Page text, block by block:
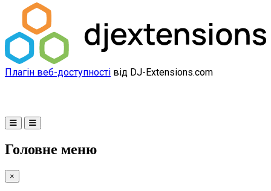
Плагін веб-доступності від DJ-Extensions.com
Головне меню
×